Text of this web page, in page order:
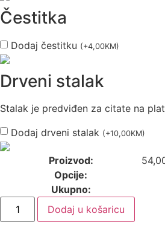
Čestitka
Dodaj čestitku (+4,00KM)
Drveni stalak
Stalak je predviđen za citate na
Dodaj drveni stalak (+10,00KM)
Proizvod:
Opcije:
Ukupno:
Dodaj u košaricu